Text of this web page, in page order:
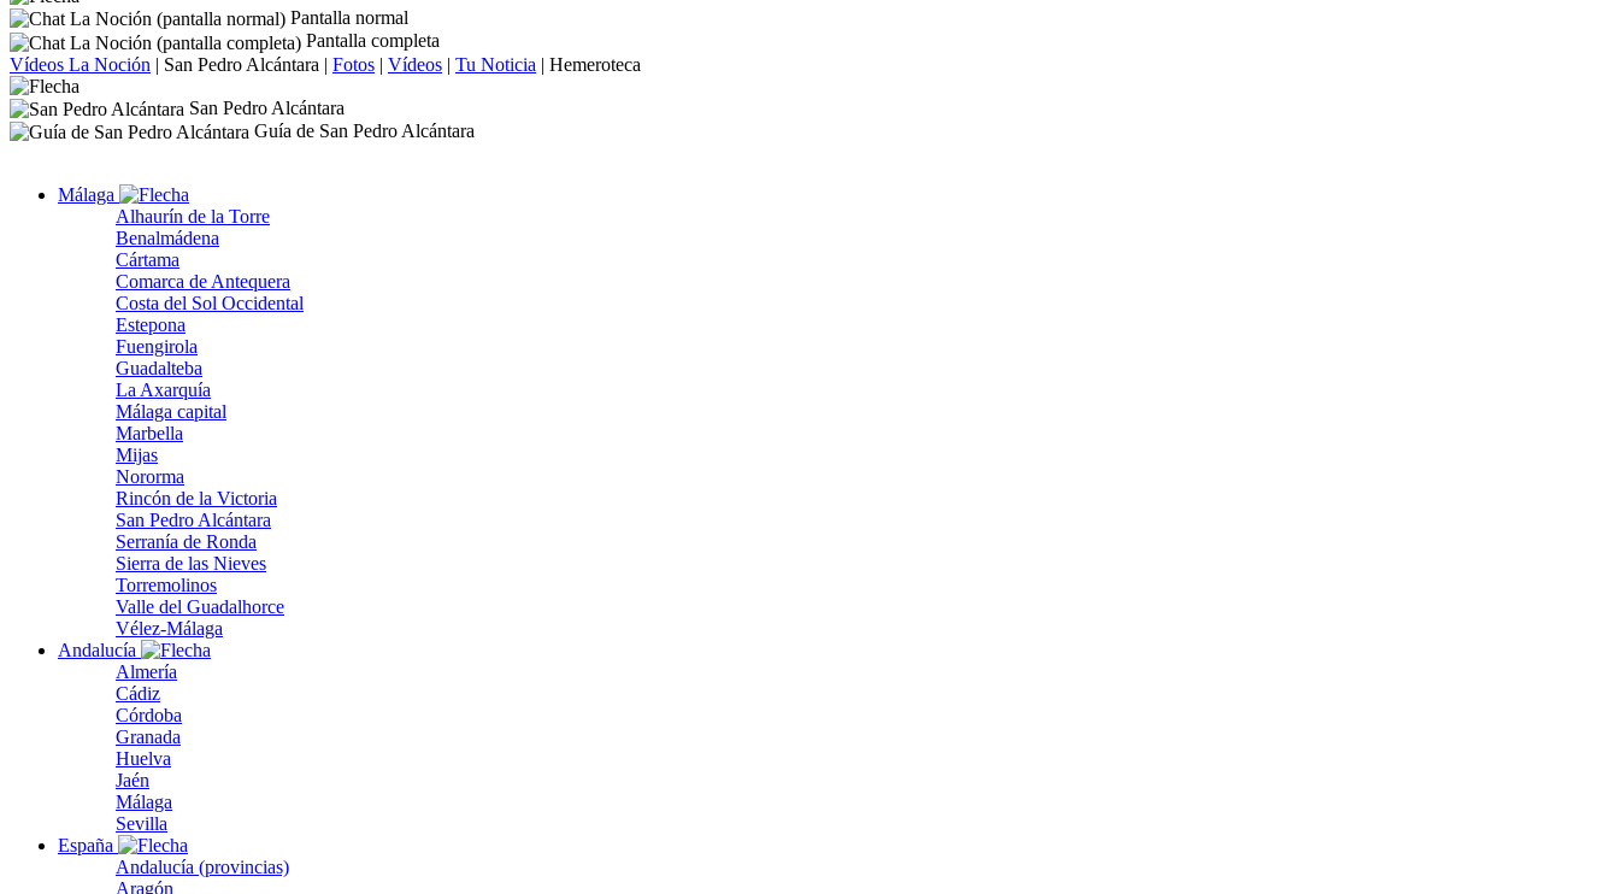
Pantalla normal
Pantalla completa
Vídeos La Noción | San Pedro Alcántara | Fotos | Vídeos | Tu Noticia | Hemeroteca
San Pedro Alcántara
Guía de San Pedro Alcántara
Málaga
Alhaurín de la Torre
Benalmádena
Cártama
Comarca de Antequera
Costa del Sol Occidental
Estepona
Fuengirola
Guadalteba
La Axarquía
Málaga capital
Marbella
Mijas
Nororma
Rincón de la Victoria
San Pedro Alcántara
Serranía de Ronda
Sierra de las Nieves
Torremolinos
Valle del Guadalhorce
Vélez-Málaga
Andalucía
Almería
Cádiz
Córdoba
Granada
Huelva
Jaén
Málaga
Sevilla
España
Andalucía (provincias)
Aragón